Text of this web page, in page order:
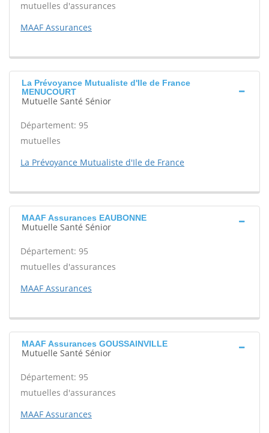
mutuelles d'assurances
MAAF Assurances
La Prévoyance Mutualiste d'Ile de France
MENUCOURT
Mutuelle Santé Sénior
Département: 95
mutuelles
La Prévoyance Mutualiste d'Ile de France
MAAF Assurances EAUBONNE
Mutuelle Santé Sénior
Département: 95
mutuelles d'assurances
MAAF Assurances
MAAF Assurances GOUSSAINVILLE
Mutuelle Santé Sénior
Département: 95
mutuelles d'assurances
MAAF Assurances